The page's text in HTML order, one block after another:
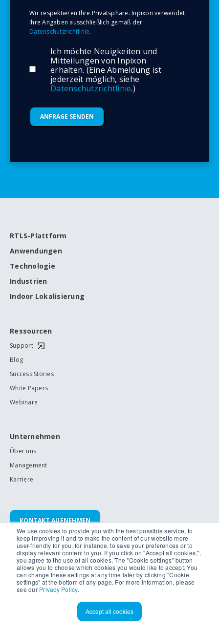
We use cookies to provide you with the best possible service, to
keep improving it and to make the content of our website more
user-friendly for you, for instance, to save your preferences or to
display relevant content to you. If you click on "Accept all cookies,",
you agree to the use of all cookies. The "Cookie settings" button
allows you to choose which cookies you would like to accept. You
can change these settings at any time later by clicking "Cookie
settings" at the bottom of any page. For more information, please
see our Privacy Policy.
Accept all cookies
Wir respektieren Ihre Privatsphäre. Inpixon verwendet
Ihre Angaben ausschließlich gemäß der
Datenschutzrichtlinie.
Ich möchte Neuigkeiten und
Mitteilungen von Inpixon
erhalten. (Eine Abmeldung ist
jederzeit möglich, siehe
Datenschutzrichtlinie.)
RTLS-Plattform
Anwendungen
Technologie
Industrien
Indoor Lokalisierung
Ressourcen
Support
Blog
Success Stories
White Papers
Webinare
Unternehmen
Über uns
Management
Karriere
KONTAKT AUFNEHMEN
Inpixon HQ:
Knesebeckstr. 62/63
10719 Berlin, Germany
+49 30 399954 – 0
Alle Standorte